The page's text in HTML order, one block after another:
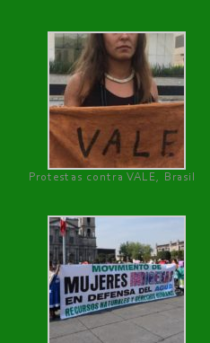
Protestas contra VALE, Brasil